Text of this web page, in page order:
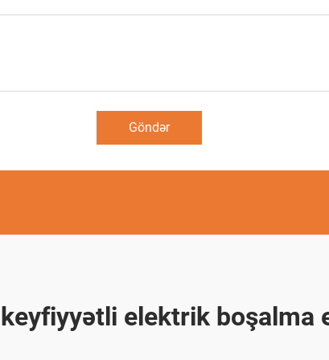
Göndər
elektrik boşalma